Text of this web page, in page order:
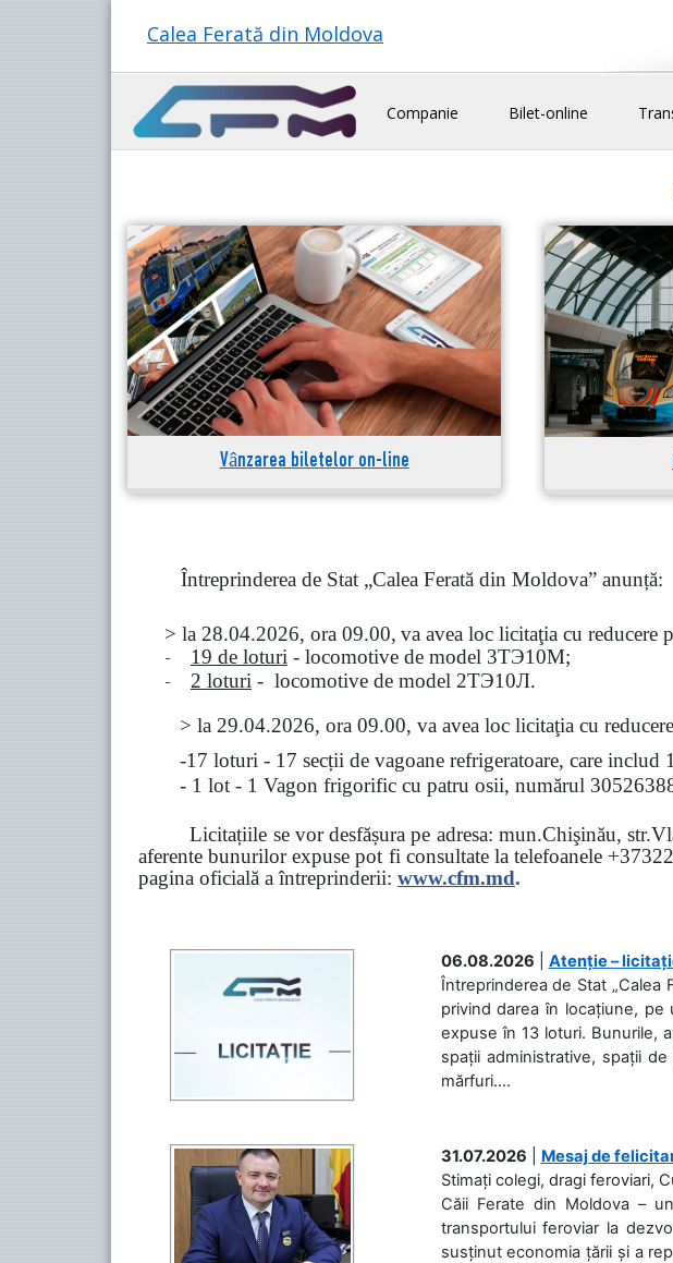
Calea Ferată din Moldova
Companie Bilet-online
Vânzarea biletelor on-line
Întreprinderea de Stat „Calea Ferată din Moldova” anunță:
> la 28.04.2026, ora 09.00, va avea loc licitaţia cu reducere
- 19 de loturi - locomotive de model 3ТЭ10М;
- 2 loturi - locomotive de model 2ТЭ10Л.
> la 29.04.2026, ora 09.00, va avea loc licitaţia cu reducere
-17 loturi - 17 secții de vagoane refrigeratoare, care
- 1 lot - 1 Vagon frigorific cu patru osii, numărul
Licitațiile se vor desfășura pe adresa: mun.Chişinău,
aferente bunurilor expuse pot fi consultate la telefoanele
pagina oficială a întreprinderii: www.cfm.md.
06.08.2026
Atenție –
Întreprinderea de Stat „Calea
privind darea în locațiune,
expuse în 13 loturi. Bunurile,
spații administrative, spații
mărfuri....
31.07.2026
Mesaj de
Stimați colegi, dragi feroviari,
Căii Ferate din Moldova –
transportului feroviar la
susținut economia țării și a